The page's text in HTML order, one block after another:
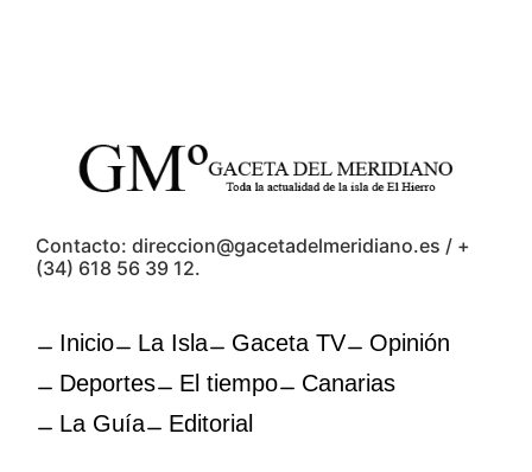
Contacto: direccion@gacetadelmeridiano.es / +
(34) 618 56 39 12.
Inicio La Isla Gaceta TV
Opinión
Deportes
El tiempo
Canarias
La Guía
Editorial